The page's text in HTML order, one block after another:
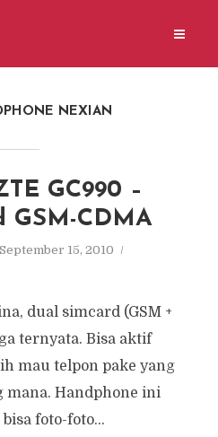
NEXIAN
GC990 –
GSM-CDMA
September 15, 2010
dual simcard (GSM +
ternyata. Bisa aktif
mau telpon pake yang
mana. Handphone ini
foto-foto...